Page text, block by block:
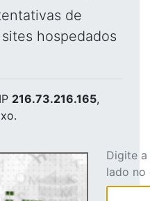
de
hospedados
216.73.216.165,
Digite
lado no